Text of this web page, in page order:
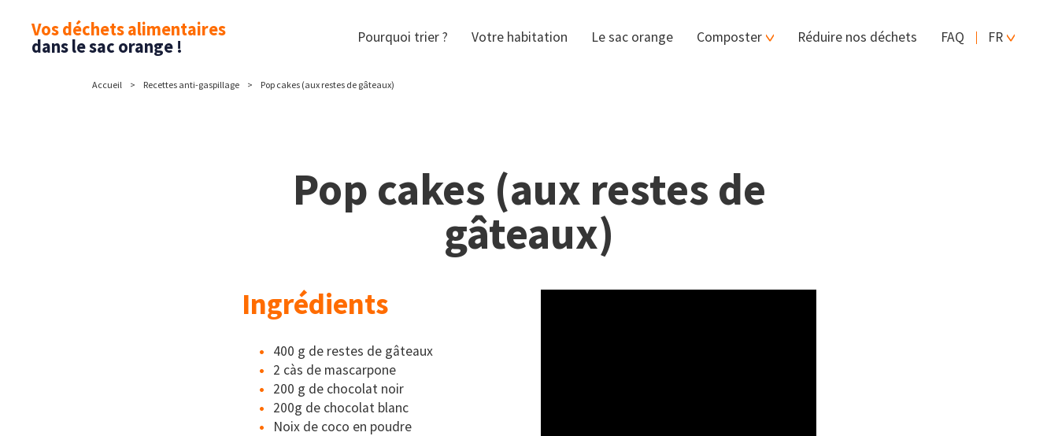
Vos déchets alimentaires
dans le sac orange ! Pourquoi trier ? Votre habitation Le sac orange Composter Réduire nos déchets FAQ FR
Accueil Recettes anti-gaspillage Pop cakes (aux restes de gâteaux)
Pop cakes (aux restes de
gâteaux)
Ingrédients
400 g de restes de gâteaux
2 càs de mascarpone
200 g de chocolat noir
200g de chocolat blanc
Noix de coco en poudre